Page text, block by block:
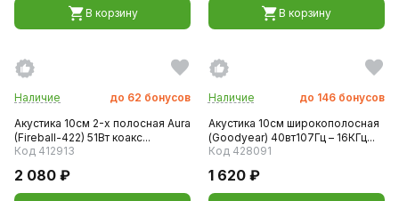
В корзину В корзину
Наличие до 62 бонусов
Акустика 10см 2-х полосная Aura
(Fireball-422) 51Вт коакс...
Код 412913
2 080 ₽
Наличие до 146 бонусов
Акустика 10см широкополосная
(Goodyear) 40вт107Гц – 16КГц...
Код 428091
1 620 ₽